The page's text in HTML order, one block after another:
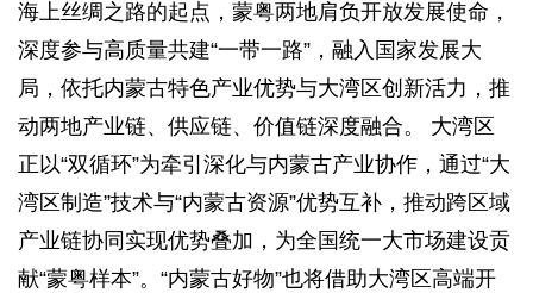
海上丝绸之路的起点，蒙粤两地肩负开放发展使命，
深度参与高质量共建“一带一路”，融入国家发展大
局，依托内蒙古特色产业优势与大湾区创新活力，推
动两地产业链、供应链、价值链深度融合。 大湾区
正以“双循环”为牵引深化与内蒙古产业协作，通过“大
湾区制造”技术与“内蒙古资源”优势互补，推动跨区域
产业链协同实现优势叠加，为全国统一大市场建设贡
献“蒙粤样本”。“内蒙古好物”也将借助大湾区高端开